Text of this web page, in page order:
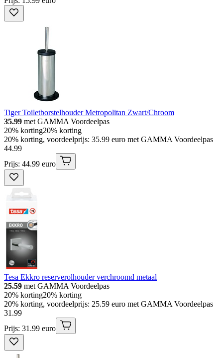
Tiger Toiletborstelhouder Metropolitan Zwart/Chroom
35.99 met GAMMA Voordeelpas
20% korting20% korting
20% korting, voordeelprijs: 35.99 euro met GAMMA Voordeelpas
44.99
Prijs: 44.99 euro
Tesa Ekkro reserverolhouder verchroomd metaal
25.59 met GAMMA Voordeelpas
20% korting20% korting
20% korting, voordeelprijs: 25.59 euro met GAMMA Voordeelpas
31 .99
Prijs: 31.99 euro